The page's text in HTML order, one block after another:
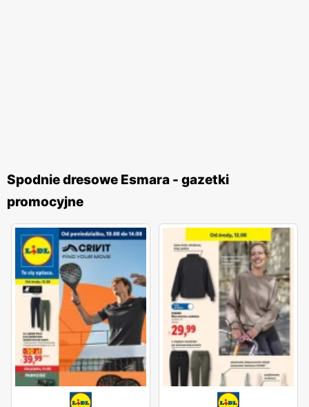
Spodnie dresowe Esmara - gazetki
promocyjne